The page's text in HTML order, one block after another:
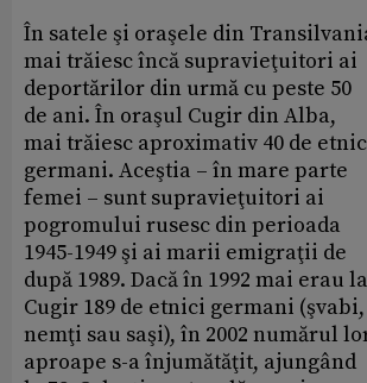
În satele şi oraşele din
mai trăiesc încă supravieţuitori ai
deportărilor din urmă cu peste 50
de ani. În oraşul Cugir din Alba,
mai trăiesc aproximativ 40 de
germani. Aceştia – în mare parte
femei – sunt supravieţuitori ai
pogromului rusesc din perioada
1945-1949 şi ai marii emigraţii de
după 1989. Dacă în 1992 mai erau la
Cugir 189 de etnici germani (şvabi,
nemţi sau saşi), în 2002 numărul
aproape s-a înjumătăţit, ajungând